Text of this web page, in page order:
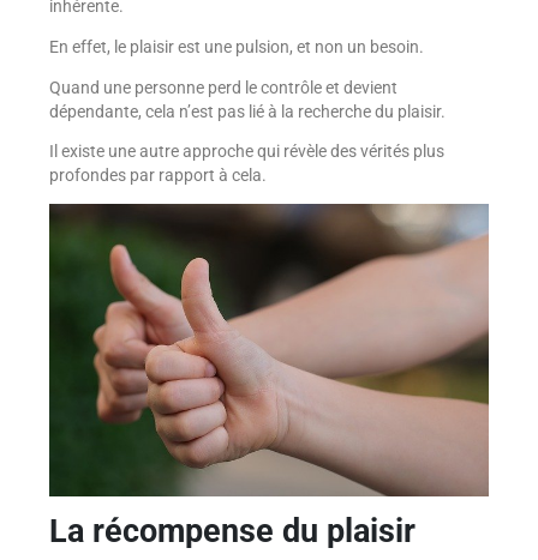
inhérente.
En effet, le plaisir est une pulsion, et non un besoin.
Quand une personne perd le contrôle et devient
dépendante, cela n’est pas lié à la recherche du plaisir.
Il existe une autre approche qui révèle des vérités plus
profondes par rapport à cela.
La récompense du plaisir